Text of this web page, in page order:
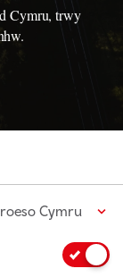
Cymru, trwy
Cymru